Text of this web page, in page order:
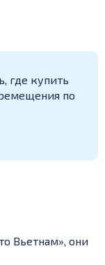
где купить
по
Вьетнам», они